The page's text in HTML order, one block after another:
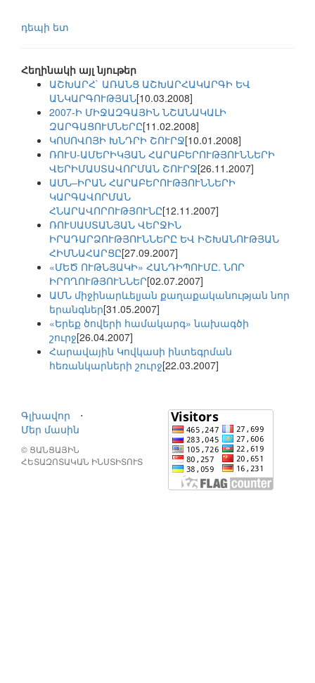
դեպի ետ
Հեղինակի այլ նյութեր
ԱՇԽԱՐՀ` ԱՌԱՆՑ ԱՇԽԱՐՀԱԿԱՐԳԻ ԵՎ
ԱՆԿԱՐԳՈՒԹՅԱՆ[10.03.2008]
2007-Ի ՄԻՋԱԶԳԱՅԻՆ ՆՇԱՆԱԿԱԼԻ
ԶԱՐԳԱՑՈՒՄՆԵՐԸ[11.02.2008]
ԿՈՍՈՎՈՅԻ ԽՆԴՐԻ ՇՈՒՐՋ[10.01.2008]
ՌՈՒՍ-ԱՄԵՐԻԿՅԱՆ ՀԱՐԱԲԵՐՈՒԹՅՈՒՆՆԵՐԻ
ՎԵՐԻՄԱՍՏԱՎՈՐՄԱՆ ՇՈՒՐՋ[26.11.2007]
ԱՄՆ–ԻՐԱՆ ՀԱՐԱԲԵՐՈՒԹՅՈՒՆՆԵՐԻ
ԿԱՐԳԱՎՈՐՄԱՆ
ՀՆԱՐԱՎՈՐՈՒԹՅՈՒՆԸ[12.11.2007]
ՌՈՒՍԱՍՏԱՆՅԱՆ ՎԵՐՋԻՆ
ԻՐԱԴԱՐՁՈՒԹՅՈՒՆՆԵՐԸ ԵՎ ԻՇԽԱՆՈՒԹՅԱՆ
ՀԻՄՆԱՀԱՐՑԸ[27.09.2007]
«ՄԵԾ ՈՒԹՆՅԱԿԻ» ՀԱՆԴԻՊՈՒՄԸ. ՆՈՐ
ԻՐՈՂՈՒԹՅՈՒՆՆԵՐ[02.07.2007]
ԱՄՆ միջինարևելյան քաղաքականության նոր
երանգներ[31.05.2007]
«Երեք ծովերի համակարգ» նախագծի
շուրջ[26.04.2007]
Հարավային Կովկասի ինտեգրման
հեռանկարների շուրջ[22.03.2007]
Գլխավոր
⋅
Մեր մասին
© ՑԱՆՑԱՅԻՆ
ՀԵՏԱԶՈՏԱԿԱՆ ԻՆՍՏԻՏՈՒՏ